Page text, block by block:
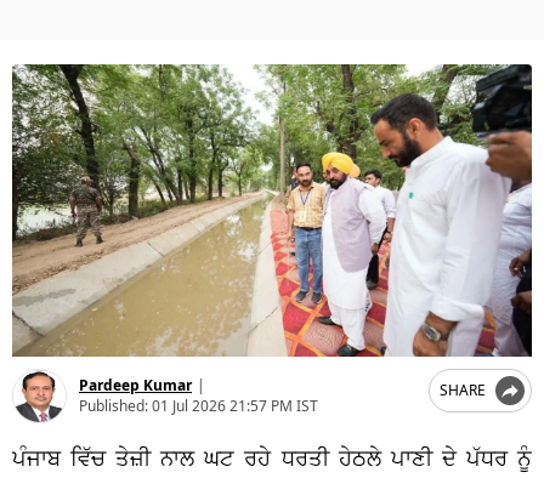
Pardeep Kumar |
Published:01 Jul 2026 21:57 PM IST
SHARE
ਪੰਜਾਬ ਵਿੱਚ ਤੇਜ਼ੀ ਨਾਲ ਘਟ ਰਹੇ ਧਰਤੀ ਹੇਠਲੇ ਪਾਣੀ ਦੇ ਪੱਧਰ ਨੂੰ